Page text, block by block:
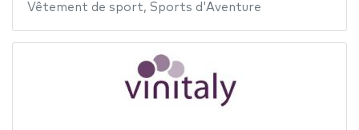
Vêtement de sport, Sports d'Aventure